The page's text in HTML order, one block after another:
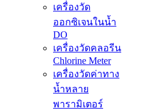
เครื่องวัด
ออกซิเจนในน้ำ
DO
เครื่องวัดคลอรีน
Chlorine Meter
เครื่องวัดค่าทาง
น้ำหลาย
พารามิเตอร์